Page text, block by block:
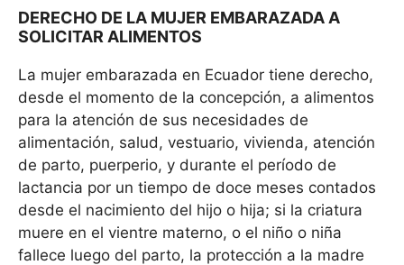
DERECHO DE LA MUJER EMBARAZADA A
SOLICITAR ALIMENTOS
La mujer embarazada en Ecuador tiene derecho,
desde el momento de la concepción, a alimentos
para la atención de sus necesidades de
alimentación, salud, vestuario, vivienda, atención
de parto, puerperio, y durante el período de
lactancia por un tiempo de doce meses contados
desde el nacimiento del hijo o hija; si la criatura
muere en el vientre materno, o el niño o niña
fallece luego del parto, la protección a la madre